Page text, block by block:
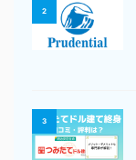
2
3